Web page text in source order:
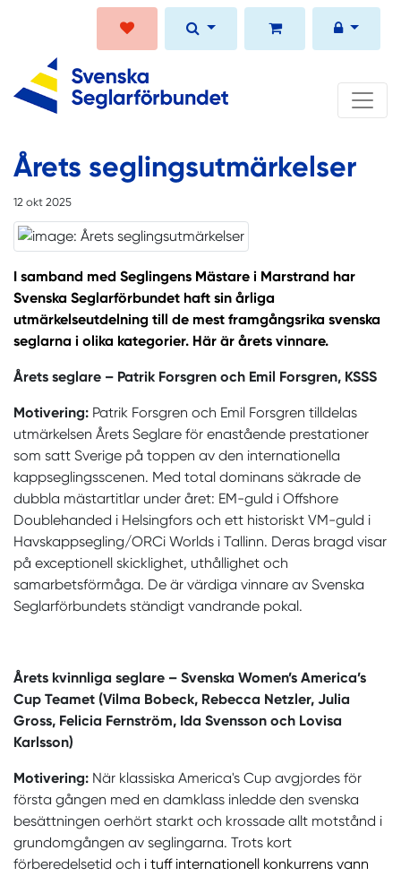
Årets seglingsutmärkelser
12 okt 2025
I samband med Seglingens Mästare i Marstrand har
Svenska Seglarförbundet haft sin årliga
utmärkelseutdelning till de mest framgångsrika svenska
seglarna i olika kategorier. Här är årets vinnare.
Årets seglare – Patrik Forsgren och Emil Forsgren, KSSS
Motivering: Patrik Forsgren och Emil Forsgren tilldelas
utmärkelsen Årets Seglare för enastående prestationer
som satt Sverige på toppen av den internationella
kappseglingsscenen. Med total dominans säkrade de
dubbla mästartitlar under året: EM-guld i Offshore
Doublehanded i Helsingfors och ett historiskt VM-guld i
Havskappsegling/ORCi Worlds i Tallinn. Deras bragd visar
på exceptionell skicklighet, uthållighet och
samarbetsförmåga. De är värdiga vinnare av Svenska
Seglarförbundets ständigt vandrande pokal.
Årets kvinnliga seglare – Svenska Women’s America’s
Cup Teamet (Vilma Bobeck, Rebecca Netzler, Julia
Gross, Felicia Fernström, Ida Svensson och Lovisa
Karlsson)
Motivering: När klassiska America's Cup avgjordes för
första gången med en damklass inledde den svenska
besättningen oerhört starkt och krossade allt motstånd i
grundomgången av seglingarna. Trots kort
förberedelsetid och i tuff internationell konkurrens vann